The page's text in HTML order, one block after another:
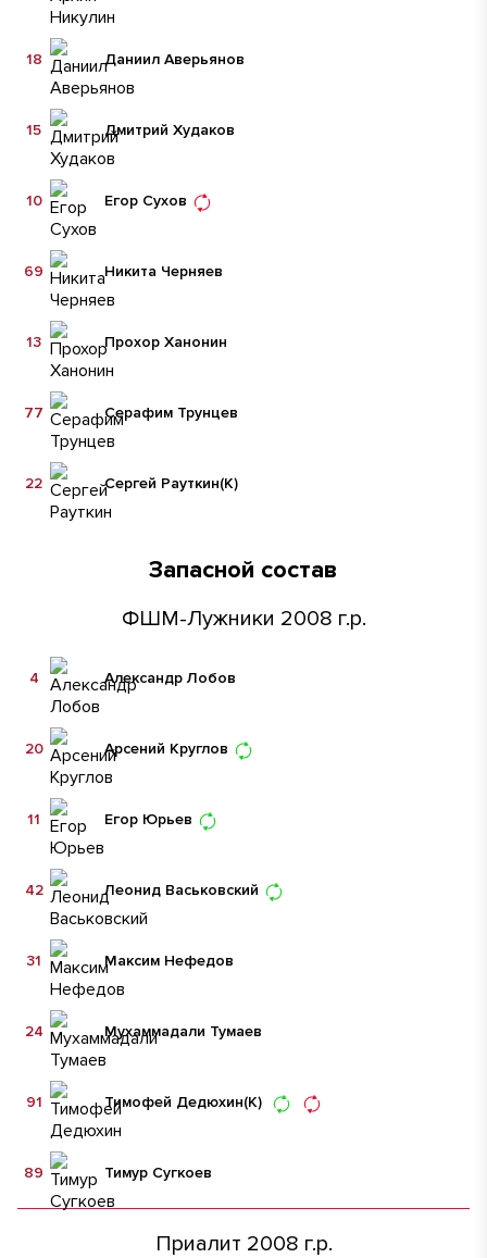
Даниил Аверьянов
18
Дмитрий Худаков
15
Егор Сухов
10
Никита Черняев
69
Прохор Ханонин
13
Серафим Трунцев
77
Сергей Рауткин(К)
22
Запасной состав
ФШМ-Лужники 2008 г.р.
Александр Лобов
4
Арсений Круглов
20
Егор Юрьев
11
Леонид Васьковский
42
Максим Нефедов
31
Мухаммадали Тумаев
24
Тимофей Дедюхин(К)
91
Тимур Сугкоев
89
Приалит 2008 г.р.